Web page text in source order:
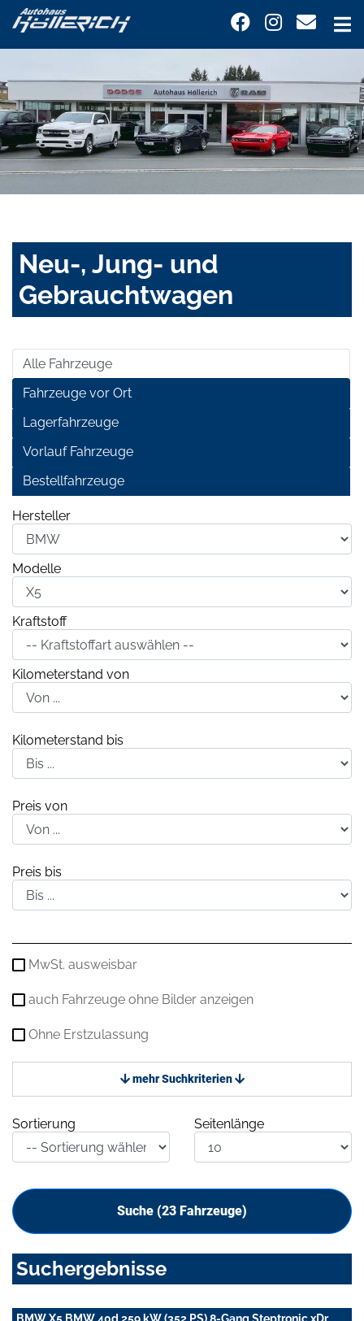
Neu-, Jung- und
Gebrauchtwagen
Alle Fahrzeuge
Fahrzeuge vor Ort
Lagerfahrzeuge
Vorlauf Fahrzeuge
Bestellfahrzeuge
Hersteller
Modelle
Kraftstoff
Kilometerstand von
Kilometerstand bis
Preis von
Preis bis
MwSt. ausweisbar
auch Fahrzeuge ohne Bilder anzeigen
Ohne Erstzulassung
mehr Suchkriterien
Sortierung Seitenlänge
Suche (23 Fahrzeuge)
Suchergebnisse